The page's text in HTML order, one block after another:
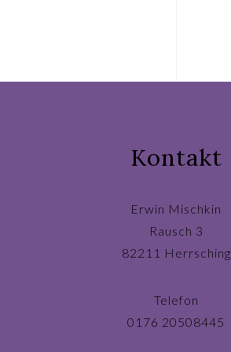
Kontakt
Erwin Mischkin
Rausch 3
82211 Herrsching
Telefon
0176 20508445